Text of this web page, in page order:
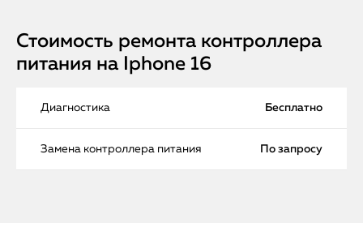
Стоимость ремонта контроллера
питания на Iphone 16
Диагностика Бесплатно
Замена контроллера питания По запросу